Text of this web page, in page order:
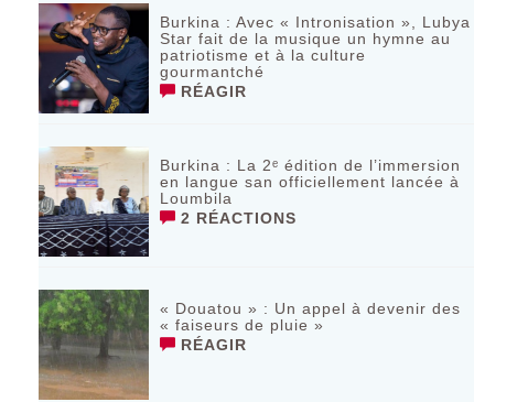
Burkina : Avec « Intronisation », Lubya
Star fait de la musique un hymne au
patriotisme et à la culture
gourmantché
RÉAGIR
Burkina : La 2ᵉ édition de l’immersion
en langue san officiellement lancée à
Loumbila
2 RÉACTIONS
« Douatou » : Un appel à devenir des
« faiseurs de pluie »
RÉAGIR